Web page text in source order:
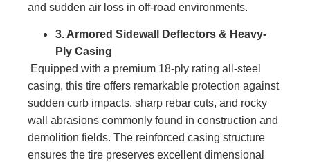
and sudden air loss in off-road environments.
3. Armored Sidewall Deflectors & Heavy-
Ply Casing
Equipped with a premium 18-ply rating all-steel
casing, this tire offers remarkable protection against
sudden curb impacts, sharp rebar cuts, and rocky
wall abrasions commonly found in construction and
demolition fields. The reinforced casing structure
ensures the tire preserves excellent dimensional